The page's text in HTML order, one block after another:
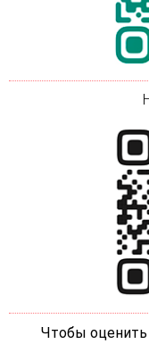
Чтобы оценить